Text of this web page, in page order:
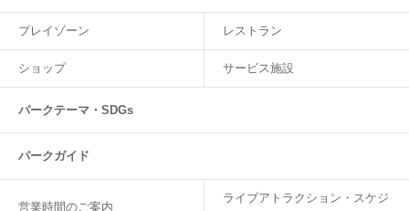
プレイゾーン レストラン
ショップ サービス施設
パークテーマ・SDGs
パークガイド
営業時間のご案内
ライブアトラクション・スケジ